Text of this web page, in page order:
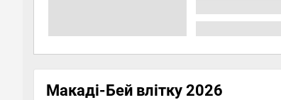
Макаді-Бей влітку 2026